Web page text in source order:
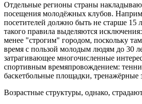
Отдельные регионы страны
посещения молодёжных клубов.
посетителей должно быть не старше 15
такого правила выделяются
менее "строгим" городом, поскольку
время с пользой молодым людям до 30
затрагивающее многочисленные
спортивным времяпровождением:
баскетбольные площадки, тренажёрные
Возрастные структуры, однако,